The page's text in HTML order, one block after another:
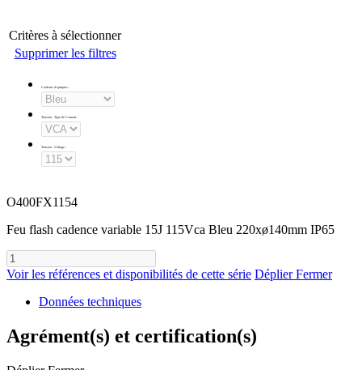
Critères à sélectionner
Supprimer les filtres
Couleurs d'optiques :
Tension - Type de Courant :
Tension - Voltage :
O400FX1154
Feu flash cadence variable 15J 115Vca Bleu 220xø140mm IP65
Voir les références et disponibilités de cette série Déplier Fermer
Données techniques
Agrément(s) et certification(s)